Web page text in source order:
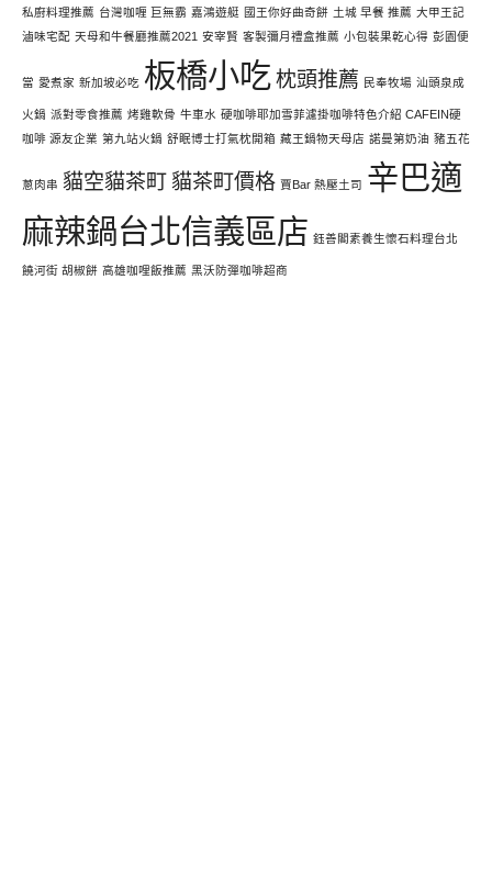
私廚料理推薦 台灣咖喱 巨無霸 嘉鴻遊艇 國王你好曲奇餅 土城 早餐 推薦 大甲王記
滷味宅配 天母和牛餐廳推薦2021 安宰賢 客製彌月禮盒推薦 小包裝果乾心得 彭園便
當 愛煮家 新加坡必吃 板橋小吃枕頭推薦 民奉牧場 汕頭泉成
火鍋 派對零食推薦 烤雞軟骨 牛車水 硬咖啡耶加雪菲濾掛咖啡特色介紹 CAFEIN硬
咖啡 源友企業 第九站火鍋 舒眠博士打氣枕開箱 藏王鍋物天母店 諾曼第奶油 豬五花
蔥肉串 貓空貓茶町貓茶町價格 賈Bar 熱壓土司 辛巴適
麻辣鍋台北信義區店 鈺善閣素養生懷石料理台北
饒河街 胡椒餅 高雄咖哩飯推薦 黑沃防彈咖啡超商